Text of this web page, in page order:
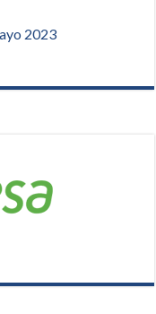
2023